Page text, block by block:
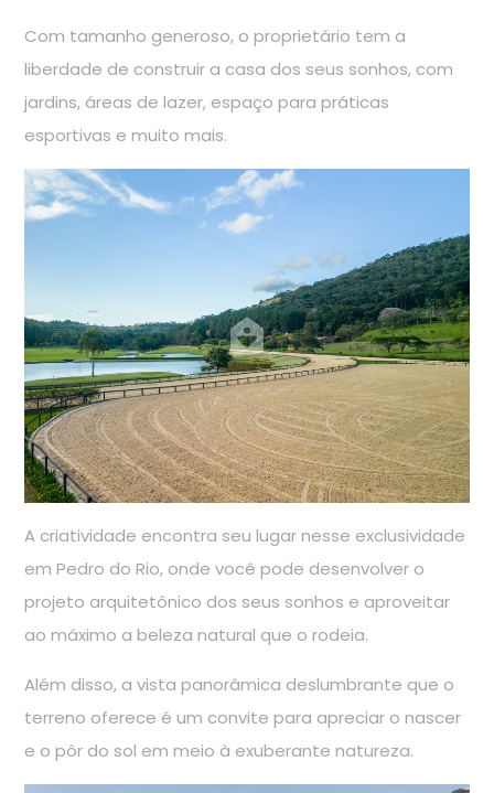
Com tamanho generoso, o proprietário tem a
liberdade de construir a casa dos seus sonhos, com
jardins, áreas de lazer, espaço para práticas
esportivas e muito mais.
A criatividade encontra seu lugar nesse exclusividade
em Pedro do Rio, onde você pode desenvolver o
projeto arquitetônico dos seus sonhos e aproveitar
ao máximo a beleza natural que o rodeia.
Além disso, a vista panorâmica deslumbrante que o
terreno oferece é um convite para apreciar o nascer
e o pôr do sol em meio à exuberante natureza.